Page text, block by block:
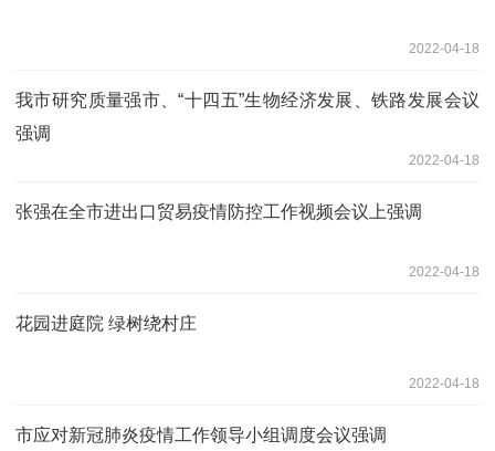
2022-04-18
我市研究质量强市、“十四五”生物经济发展、铁路发展会议
强调
2022-04-18
张强在全市进出口贸易疫情防控工作视频会议上强调
2022-04-18
花园进庭院 绿树绕村庄
2022-04-18
市应对新冠肺炎疫情工作领导小组调度会议强调